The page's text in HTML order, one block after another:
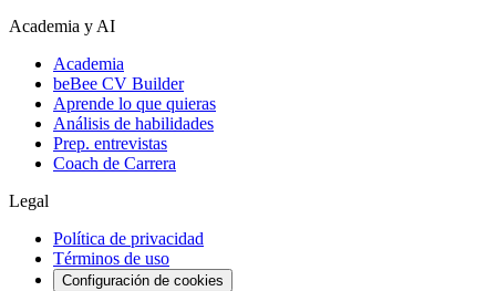
Academia y AI
Academia
beBee CV Builder
Aprende lo que quieras
Análisis de habilidades
Prep. entrevistas
Coach de Carrera
Legal
Política de privacidad
Términos de uso
Configuración de cookies